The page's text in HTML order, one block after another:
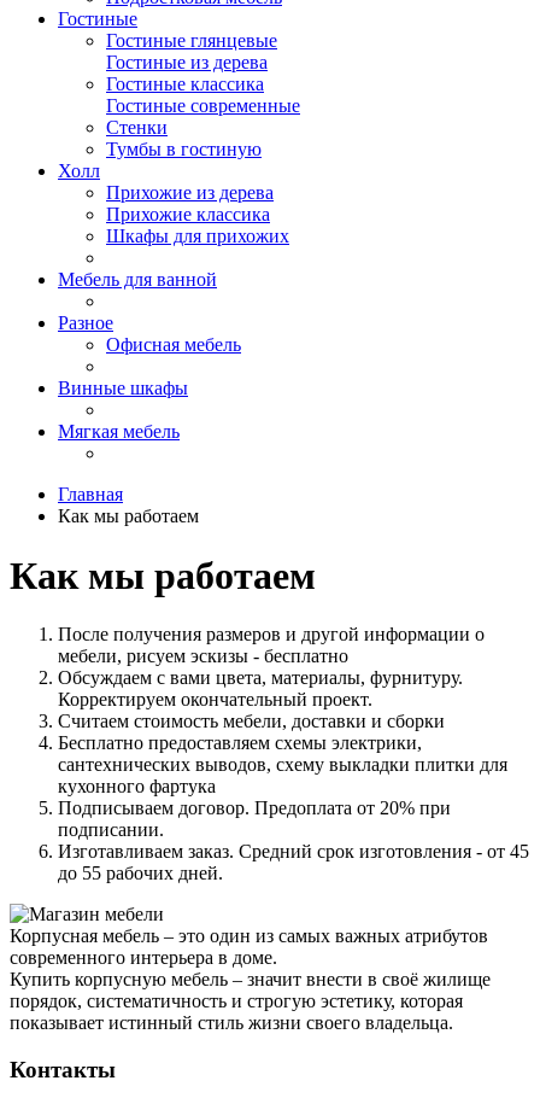
Гостиные
Гостиные глянцевые
Гостиные из дерева
Гостиные классика
Гостиные современные
Стенки
Тумбы в гостиную
Холл
Прихожие из дерева
Прихожие классика
Шкафы для прихожих
Мебель для ванной
Разное
Офисная мебель
Винные шкафы
Мягкая мебель
Главная
Как мы работаем
Как мы работаем
После получения размеров и другой информации о
мебели, рисуем эскизы - бесплатно
Обсуждаем с вами цвета, материалы, фурнитуру.
Корректируем окончательный проект.
Считаем стоимость мебели, доставки и сборки
Бесплатно предоставляем схемы электрики,
сантехнических выводов, схему выкладки плитки для
кухонного фартука
Подписываем договор. Предоплата от 20% при
подписании.
Изготавливаем заказ. Средний срок изготовления - от 45
до 55 рабочих дней.
Корпусная мебель – это один из самых важных атрибутов
современного интерьера в доме.
Купить корпусную мебель – значит внести в своё жилище
порядок, систематичность и строгую эстетику, которая
показывает истинный стиль жизни своего владельца.
Контакты